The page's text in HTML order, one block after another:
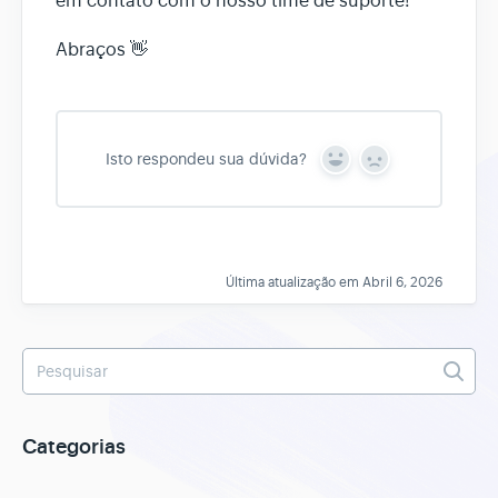
Abraços 👋
Isto respondeu sua dúvida?
Y
s
N
Última atualização em Abril 6, 2026
Categorias